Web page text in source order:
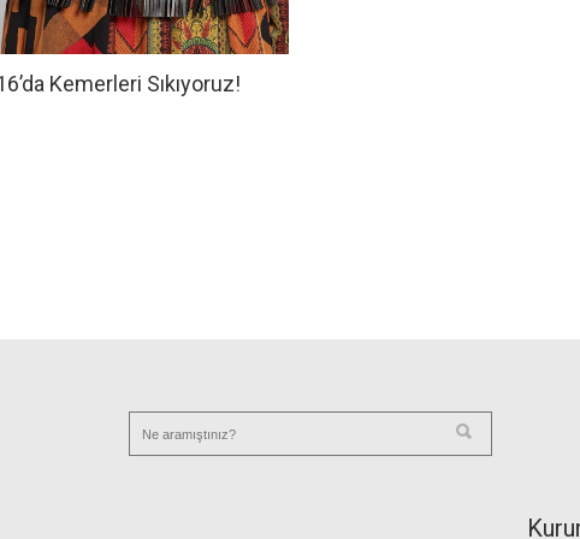
Kemerleri Sıkıyoruz!